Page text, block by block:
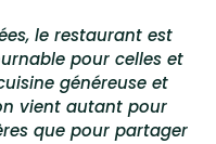
le restaurant est
pour celles et
généreuse et
vient autant pour
que pour partager